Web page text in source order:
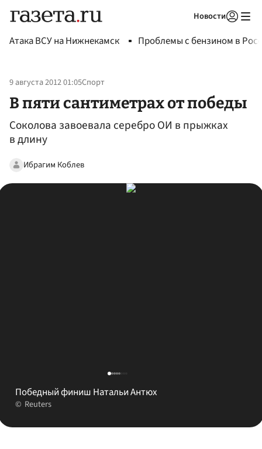
Новости
Атака ВСУ на Нижнекамск Проблемы с бензином в
9 августа 2012 01:05Спорт
В пяти сантиметрах от победы
Соколова завоевала серебро ОИ в прыжках
в длину
Ибрагим Коблев
Победный финиш Натальи Антюх
Reuters